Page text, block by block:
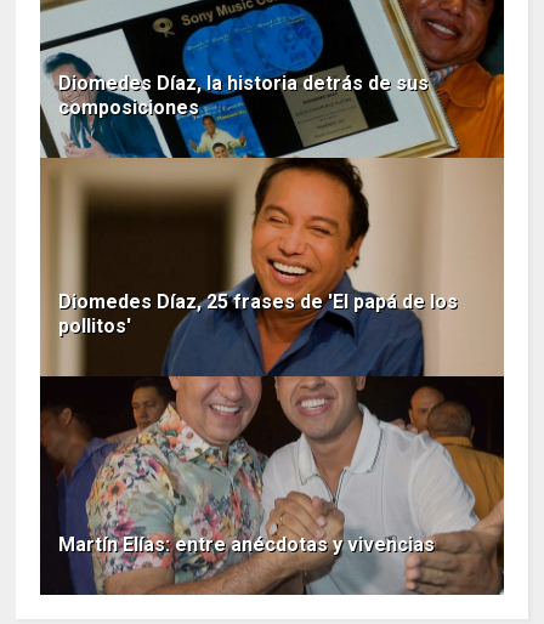
Diomedes Díaz, la historia detrás de sus
composiciones
Diomedes Díaz, 25 frases de 'El papá de los
pollitos'
Martín Elías: entre anécdotas y vivencias